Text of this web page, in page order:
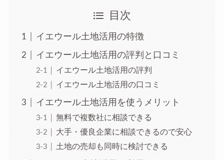
目次
イエウール土地活用の特徴
イエウール土地活用の評判と口コミ
イエウール土地活用の評判
イエウール土地活用の口コミ
イエウール土地活用を使うメリット
無料で複数社に相談できる
大手・優良企業に相談できるので安心
土地の売却も同時に検討できる